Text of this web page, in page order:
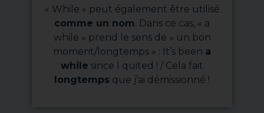
« While » peut également être utilisé
comme un nom. Dans ce cas, « a
while » prend le sens de « un bon
moment/longtemps » : It’s been a
while since I quited ! / Cela fait
longtemps que j’ai démissionné !